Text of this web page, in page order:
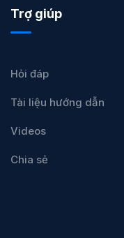
Trợ giúp
Hỏi đáp
Tài liệu hướng dẫn
Videos
Chia sẻ